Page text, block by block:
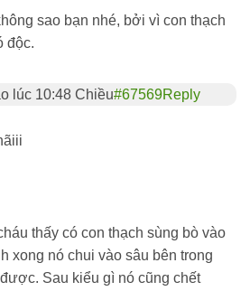
sao bạn nhé, bởi vì con thạch
độc.
lúc 10:48 Chiều#67569Reply
thấy có con thạch sùng bò vào
xong nó chui vào sâu bên trong
Sau kiểu gì nó cũng chết